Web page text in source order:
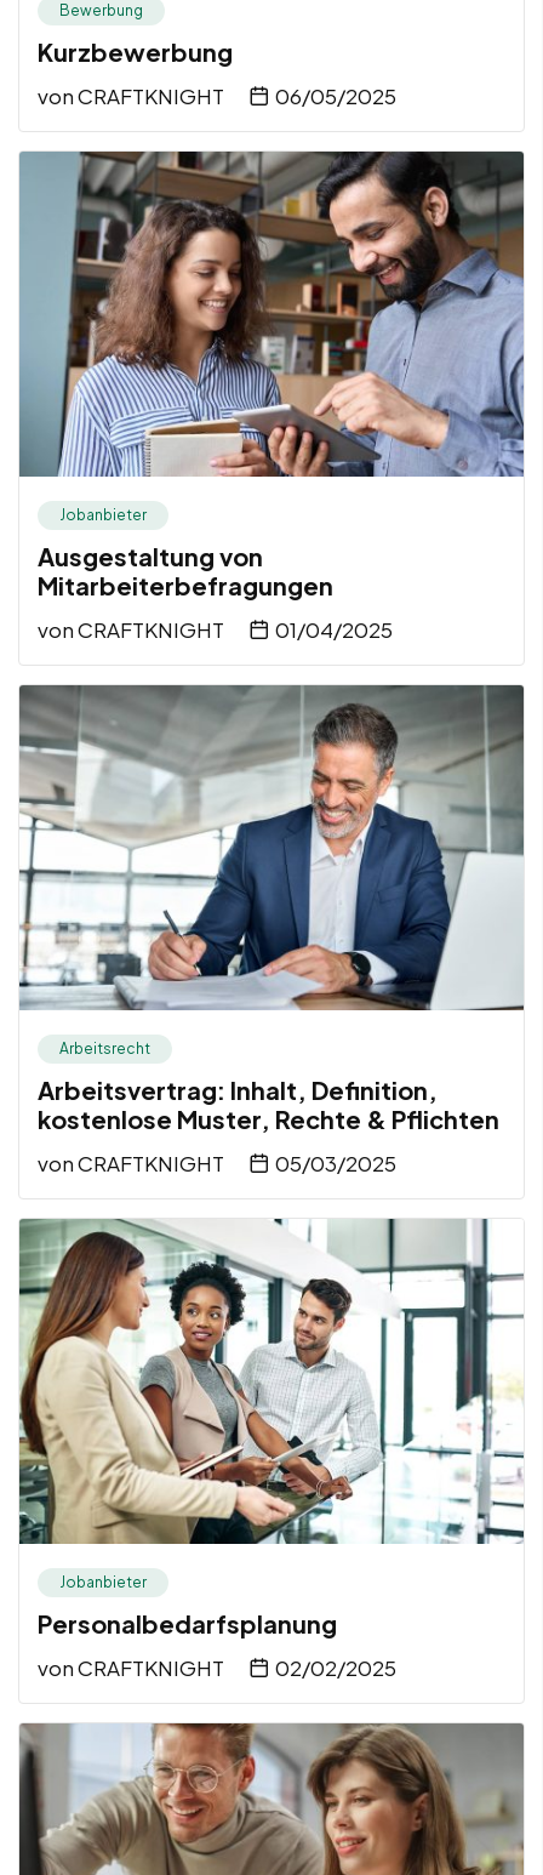
Bewerbung
Kurzbewerbung
vonCRAFTKNIGHT 06/05/2025
Jobanbieter
Ausgestaltung von
Mitarbeiterbefragungen
vonCRAFTKNIGHT 01/04/2025
Arbeitsrecht
Arbeitsvertrag: Inhalt, Definition,
kostenlose Muster, Rechte & Pflichten
vonCRAFTKNIGHT 05/03/2025
Jobanbieter
Personalbedarfsplanung
vonCRAFTKNIGHT 02/02/2025